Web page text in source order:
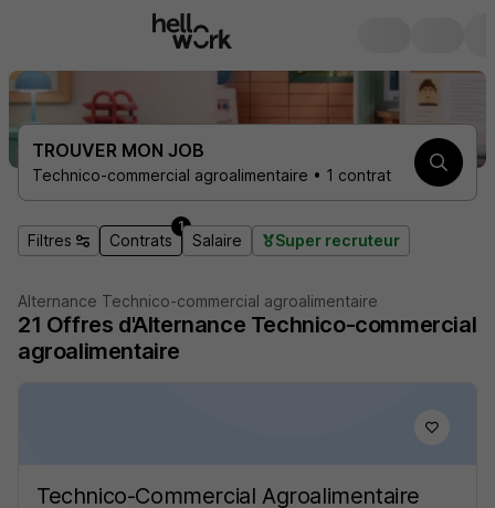
TROUVER MON JOB
Technico-commercial agroalimentaire • 1 contrat
Filtres Contrats
1
Salaire Super recruteur
Alternance Technico-commercial agroalimentaire
21 Offres d'Alternance Technico-commercial
agroalimentaire
Technico-Commercial Agroalimentaire